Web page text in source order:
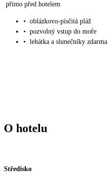
přímo před hotelem
• oblázkovo-písčitá pláž
• pozvolný vstup do moře
• lehátka a slunečníky zdarma
O hotelu
Středisko